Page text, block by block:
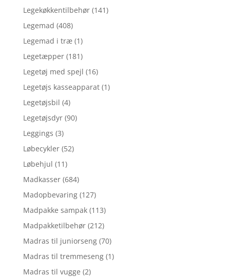
Legekøkkentilbehør (141)
Legemad (408)
Legemad i træ (1)
Legetæpper (181)
Legetøj med spejl (16)
Legetøjs kasseapparat (1)
Legetøjsbil (4)
Legetøjsdyr (90)
Leggings (3)
Løbecykler (52)
Løbehjul (11)
Madkasser (684)
Madopbevaring (127)
Madpakke sampak (113)
Madpakketilbehør (212)
Madras til juniorseng (70)
Madras til tremmeseng (1)
Madras til vugge (2)